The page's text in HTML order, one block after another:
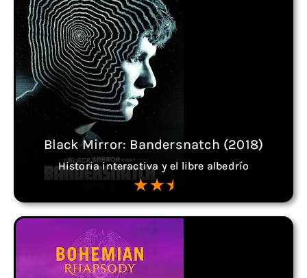
Black Mirror: Bandersnatch (2018)
Historia interactiva y el libre albedrío